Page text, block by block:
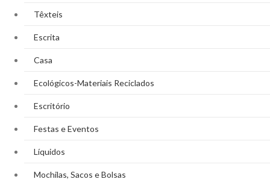
Têxteis
Escrita
Casa
Ecológicos-Materiais Reciclados
Escritório
Festas e Eventos
Líquidos
Mochilas, Sacos e Bolsas